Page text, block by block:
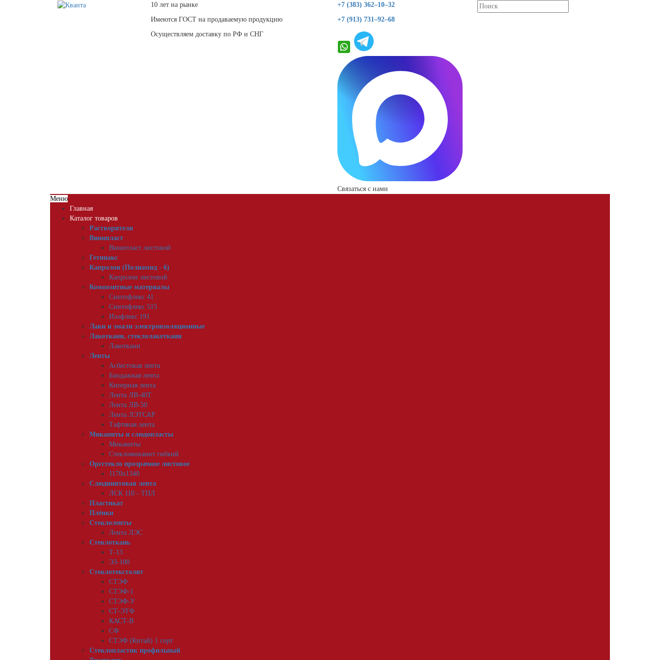
10 лет на рынке
Имеются ГОСТ на продаваемую продукцию
Осуществляем доставку по РФ и СНГ
+7 (383) 362–10–32
+7 (913) 731–92–68
Связаться с нами
Меню
Главная
Каталог товаров
Растворители
Винипласт
Винипласт листовой
Гетинакс
Капролон (Полиамид - 6)
Капролон листовой
Композитные материалы
Синтофлекс 41
Синтофлекс 515
Изофлекс 191
Лаки и эмали электроизоляционные
Лакоткани, стеклолакоткани
Лакоткани
Ленты
Асбестовая лента
Бандажная лента
Киперная лента
Лента ЛВ-40Т
Лента ЛВ-50
Лента ЛЭТСАР
Тафтяная лента
Миканиты и слюдопласты
Миканиты
Стекломиканит гибкий
Оргстекло прозрачное листовое
1170х1340
Слюдинитовая лента
ЛСК 110 - ТПЛ
Пластикат
Плёнки
Стеклоленты
Лента ЛЭС
Стеклоткань
Т-13
ЭЗ-100
Стеклотекстолит
СТЭФ
СТЭФ-1
СТЭФ-У
СТ-ЭТФ
КАСТ-В
СФ
СТЭФ (Китай) 1 сорт
Стеклопластик профильный